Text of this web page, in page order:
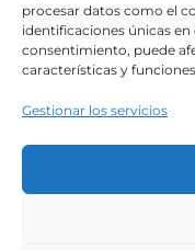
procesar datos como el
identificaciones únicas
consentimiento, puede
características y
Gestionar los servicios
Read more